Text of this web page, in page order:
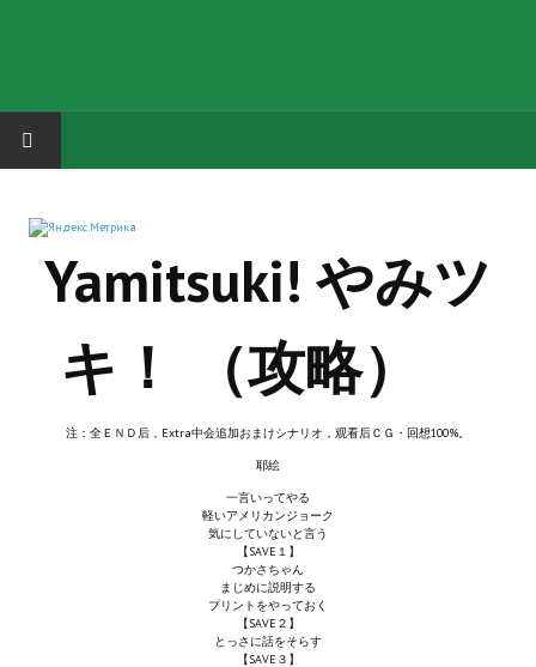
ГРУППА "КАРЛ ВЕЛИКИЙ"
Русская биржа
Aliens vs Predator 2 (Русские субтитры)
Dungeon Siege 2 Legendary Mod (Русские субтитры)
Теневой кардинал для Скайрима
Yamitsuki! やみツ
キ！ （攻略）
注：全ＥＮＤ后，Extra中会追加おまけシナリオ，观看后ＣＧ・回想100%。
耶絵
一言いってやる
軽いアメリカンジョーク
気にしていないと言う
【SAVE１】
つかさちゃん
まじめに説明する
プリントをやっておく
【SAVE２】
とっさに話をそらす
【SAVE３】